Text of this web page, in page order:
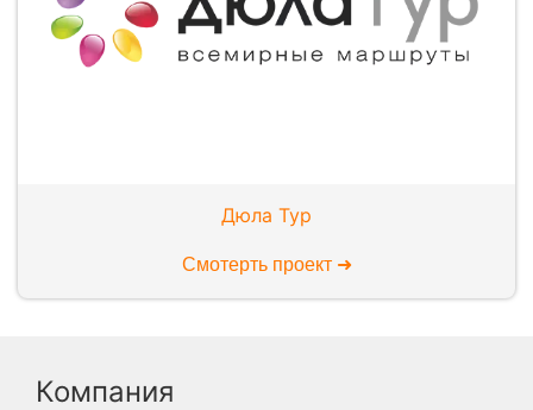
Дюла Тур
Смотерть проект ➜
Компания